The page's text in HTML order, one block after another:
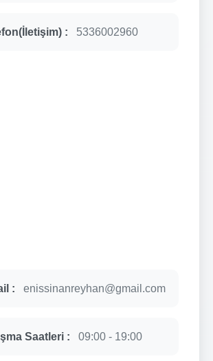
: 5336002960
: enissinanreyhan@gmail.com
Saatleri : 09:00 - 19:00